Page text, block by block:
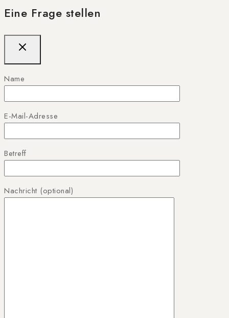
Eine Frage stellen
Name
E-Mail-Adresse
Betreff
Nachricht (optional)